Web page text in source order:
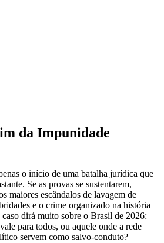
da Impunidade
o início de uma batalha jurídica que
Se as provas se sustentarem,
maiores escândalos de lavagem de
e o crime organizado na história
dirá muito sobre o Brasil de 2026:
para todos, ou aquele onde a rede
servem como salvo-conduto?